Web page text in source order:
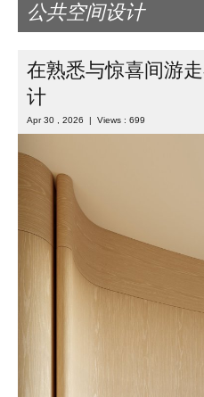
公共空间设计
在熟悉与惊喜间游
计
Apr 30 , 2026 | Views : 699